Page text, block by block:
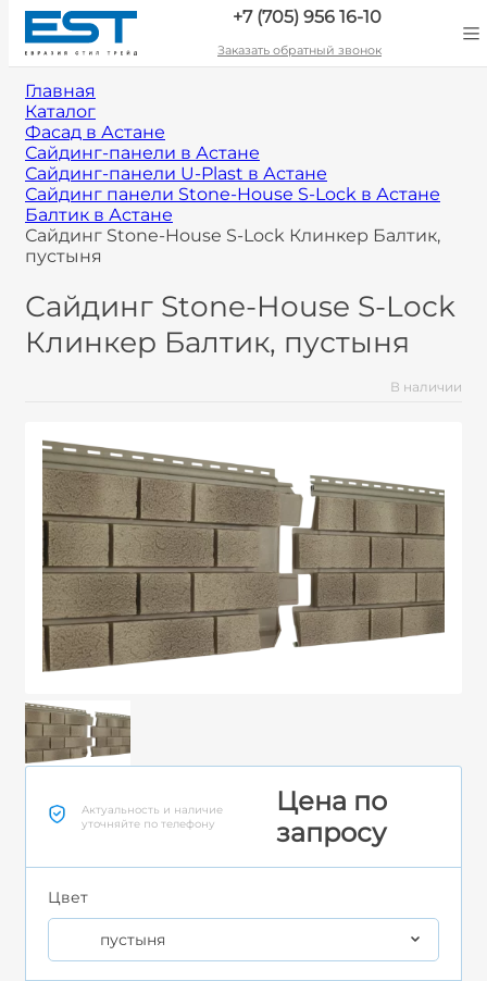
+7 (705) 956 16-10
Заказать обратный звонок
Главная
Каталог
Фасад в Астане
Сайдинг-панели в Астане
Сайдинг-панели U-Plast в Астане
Сайдинг панели Stone-House S-Lock в Астане
Балтик в Астане
Сайдинг Stone-House S-Lock Клинкер Балтик,
пустыня
Сайдинг Stone-House S-Lock
Клинкер Балтик, пустыня
В наличии
Актуальность и наличие
уточняйте по телефону
Цена по
запросу
Цвет
пустыня